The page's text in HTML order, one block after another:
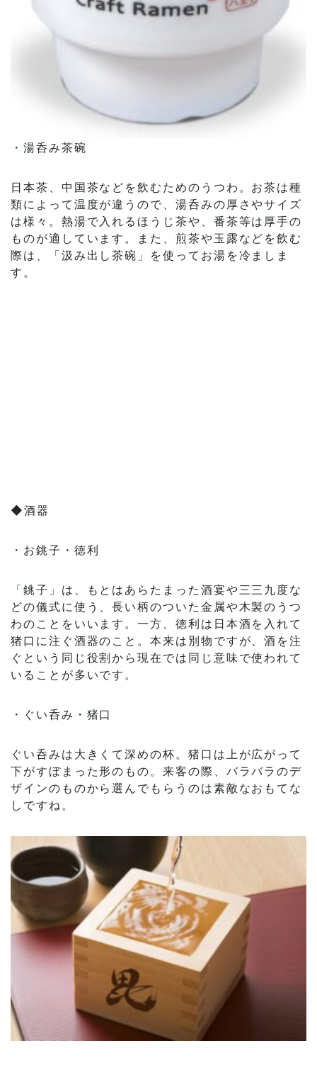
・湯呑み茶碗
日本茶、中国茶などを飲むためのうつわ。お茶は種
類によって温度が違うので、湯呑みの厚さやサイズ
は様々。熱湯で入れるほうじ茶や、番茶等は厚手の
ものが適しています。また、煎茶や玉露などを飲む
際は、「汲み出し茶碗」を使ってお湯を冷ましま
す。
◆酒器
・お銚子・徳利
「銚子」は、もとはあらたまった酒宴や三三九度な
どの儀式に使う、長い柄のついた金属や木製のうつ
わのことをいいます。一方、徳利は日本酒を入れて
猪口に注ぐ酒器のこと。本来は別物ですが、酒を注
ぐという同じ役割から現在では同じ意味で使われて
いることが多いです。
・ぐい呑み・猪口
ぐい呑みは大きくて深めの杯。猪口は上が広がって
下がすぼまった形のもの。来客の際、バラバラのデ
ザインのものから選んでもらうのは素敵なおもてな
しですね。